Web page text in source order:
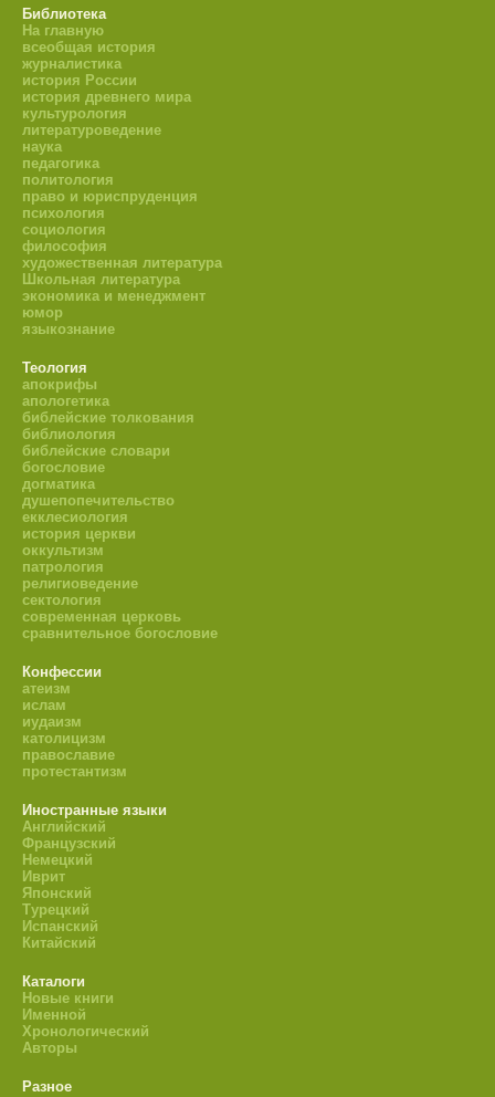
Библиотека
На главную
всеобщая история
журналистика
история России
история древнего мира
культурология
литературоведение
наука
педагогика
политология
право и юриспруденция
психология
социология
философия
художественная литература
Школьная литература
экономика и менеджмент
юмор
языкознание
Теология
апокрифы
апологетика
библейские толкования
библиология
библейские словари
богословие
догматика
душепопечительство
екклесиология
история церкви
оккультизм
патрология
религиоведение
сектология
современная церковь
сравнительное богословие
Конфессии
атеизм
ислам
иудаизм
католицизм
православие
протестантизм
Иностранные языки
Английский
Французский
Немецкий
Иврит
Японский
Турецкий
Испанский
Китайский
Каталоги
Новые книги
Именной
Хронологический
Авторы
Разное